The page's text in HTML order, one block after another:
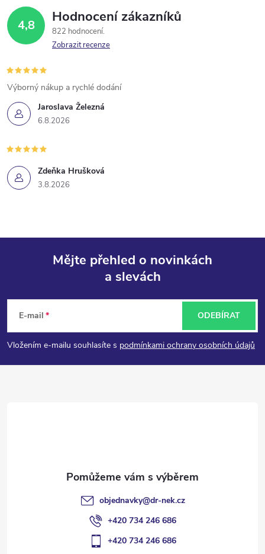
4,8 Hodnocení zákazníků
822 hodnocení
Zobrazit recenze
Jaroslava Železná
6.8.2026
Výborný nákup a rychlé dodání
Zdeňka Hrušková
3.8.2026
p
a
Mějte přehled o novinkách
a slevách
E-mail
Vložením e-mailu souhlasíte s podmínkami ochrany osobních údajů
ODEBÍRAT
objednavky@dr-nek.cz
+420 734 246 686
+420 734 246 686